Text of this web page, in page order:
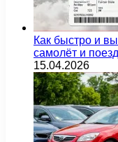
Как быстро и
самолёт и
15.04.2026